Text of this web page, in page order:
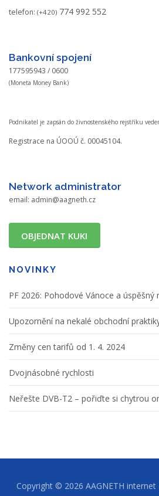
telefon: (+420) 774 992 552
Bankovní spojení
177595943 / 0600
(Moneta Money Bank)
Podnikatel je zapsán do živnostenského rejstříku
Registrace na ÚOOÚ č. 00045104.
Network administrator
email: admin@aagneth.cz
OBJEDNAT KUKI
NOVINKY
PF 2026: Pohodové Vánoce a úspěšný
Upozornění na nekalé obchodní
Změny cen tarifů od 1. 4. 2024
Dvojnásobné rychlosti
Neřešte DVB-T2 – pořiďte si chytrou
Copyright © 2026 AAGNETH internet